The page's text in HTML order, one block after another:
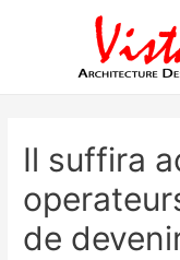
Il suffira
de